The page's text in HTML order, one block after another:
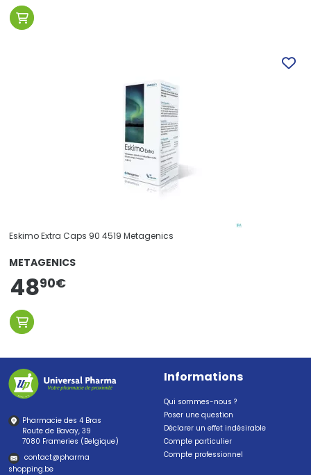
Eskimo Extra Caps 90 4519 Metagenics
METAGENICS
4890€
Pharmacie des 4 Bras
Route de Bavay, 39
7080 Frameries (Belgique)
contact@pharma
shopping.be
Informations
Qui sommes-nous ?
Poser une question
Déclarer un effet indésirable
Compte particulier
Compte professionnel